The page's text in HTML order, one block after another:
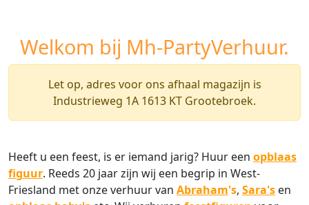
Welkom bij Mh-PartyVerhuur.
Let op, adres voor ons afhaal magazijn is
Industrieweg 1A 1613 KT Grootebroek.
Heeft u een feest, is er iemand jarig? Huur een opblaas
figuur. Reeds 20 jaar zijn wij een begrip in West-
Friesland met onze verhuur van Abraham's, Sara's en